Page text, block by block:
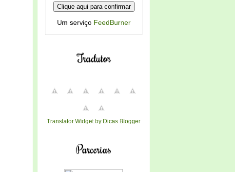
Um serviço FeedBurner
Tradutor
Translator Widget by Dicas Blogger
Parcerias